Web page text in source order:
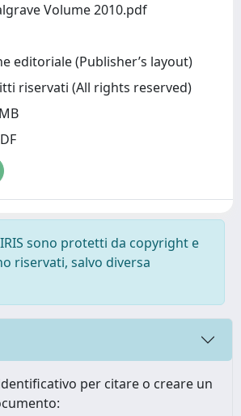
Volume 2010.pdf
editoriale (Publisher’s layout)
riservati (All rights reserved)
sono protetti da copyright e
riservati, salvo diversa
per citare o creare un